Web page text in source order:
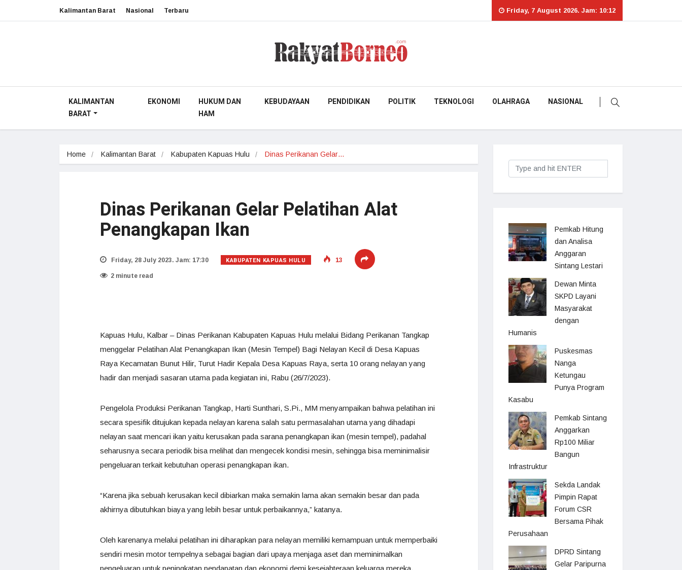
Kalimantan Barat Nasional Terbaru Friday, 7 August 2026. Jam: 10:12
KALIMANTAN
BARAT
EKONOMI
HUKUM DAN
HAM
KEBUDAYAAN PENDIDIKAN POLITIK TEKNOLOGI OLAHRAGA NASIONAL
Home Kalimantan Barat Kabupaten Kapuas Hulu Dinas Perikanan Gelar…
Dinas Perikanan Gelar Pelatihan Alat
Penangkapan Ikan
Friday, 28 July 2023. Jam: 17:30 KABUPATEN KAPUAS HULU 13
2 minute read
Kapuas Hulu, Kalbar – Dinas Perikanan Kabupaten Kapuas Hulu melalui Bidang Perikanan Tangkap
menggelar Pelatihan Alat Penangkapan Ikan (Mesin Tempel) Bagi Nelayan Kecil di Desa Kapuas
Raya Kecamatan Bunut Hilir, Turut Hadir Kepala Desa Kapuas Raya, serta 10 orang nelayan yang
hadir dan menjadi sasaran utama pada kegiatan ini, Rabu (26/7/2023).
Pengelola Produksi Perikanan Tangkap, Harti Sunthari, S.Pi., MM menyampaikan bahwa pelatihan ini
secara spesifik ditujukan kepada nelayan karena salah satu permasalahan utama yang dihadapi
nelayan saat mencari ikan yaitu kerusakan pada sarana penangkapan ikan (mesin tempel), padahal
seharusnya secara periodik bisa melihat dan mengecek kondisi mesin, sehingga bisa meminimalisir
pengeluaran terkait kebutuhan operasi penangkapan ikan.
“Karena jika sebuah kerusakan kecil dibiarkan maka semakin lama akan semakin besar dan pada
akhirnya dibutuhkan biaya yang lebih besar untuk perbaikannya,” katanya.
Oleh karenanya melalui pelatihan ini diharapkan para nelayan memiliki kemampuan untuk memperbaiki
sendiri mesin motor tempelnya sebagai bagian dari upaya menjaga aset dan meminimalkan
pengeluaran untuk peningkatan pendapatan dan ekonomi demi kesejahteraan keluarga mereka.
Pemkab Hitung
dan Analisa
Anggaran
Sintang Lestari
Dewan Minta
SKPD Layani
Masyarakat
dengan
Humanis
Puskesmas
Nanga
Ketungau
Punya Program
Kasabu
Pemkab Sintang
Anggarkan
Rp100 Miliar
Bangun
Infrastruktur
Sekda Landak
Pimpin Rapat
Forum CSR
Bersama Pihak
Perusahaan
DPRD Sintang
Gelar Paripurna